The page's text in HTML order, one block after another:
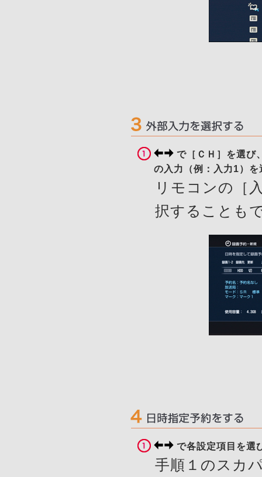
で［ＣＨ］を選び
の入力（例：入力1）を
リモコンの［
択することも
で各設定項目を選
手順１のスカ